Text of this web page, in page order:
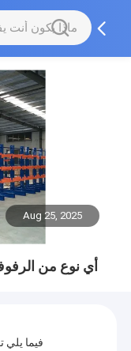
Aug 25, 2025
أي نوع من
فيما يلي